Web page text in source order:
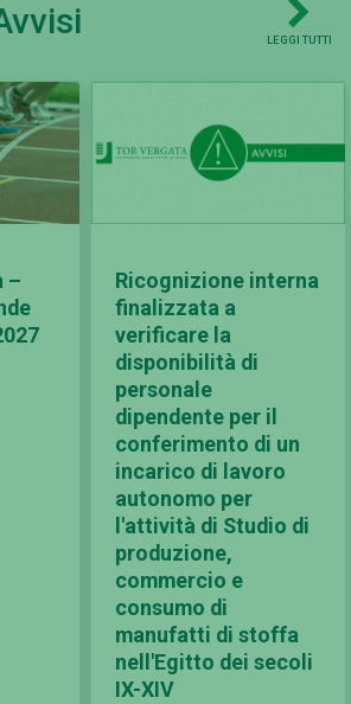
LEGGI TUTTI
–
Ricognizione interna
finalizzata a
verificare la
disponibilità di
personale
dipendente per il
conferimento di un
incarico di lavoro
autonomo per
l'attività di Studio di
produzione,
commercio e
consumo di
manufatti di stoffa
nell'Egitto dei secoli
IX-XIV